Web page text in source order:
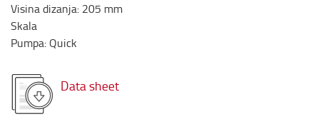
Visina dizanja: 205 mm
Skala
Pumpa: Quick
Data sheet